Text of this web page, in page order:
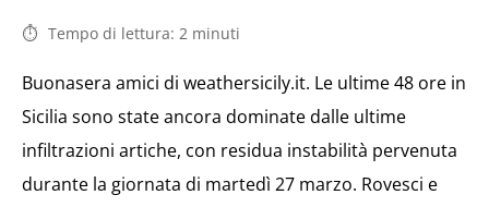
Tempo di lettura: 2 minuti
Buonasera amici di weathersicily.it. Le ultime 48 ore in
Sicilia sono state ancora dominate dalle ultime
infiltrazioni artiche, con residua instabilità pervenuta
durante la giornata di martedì 27 marzo. Rovesci e